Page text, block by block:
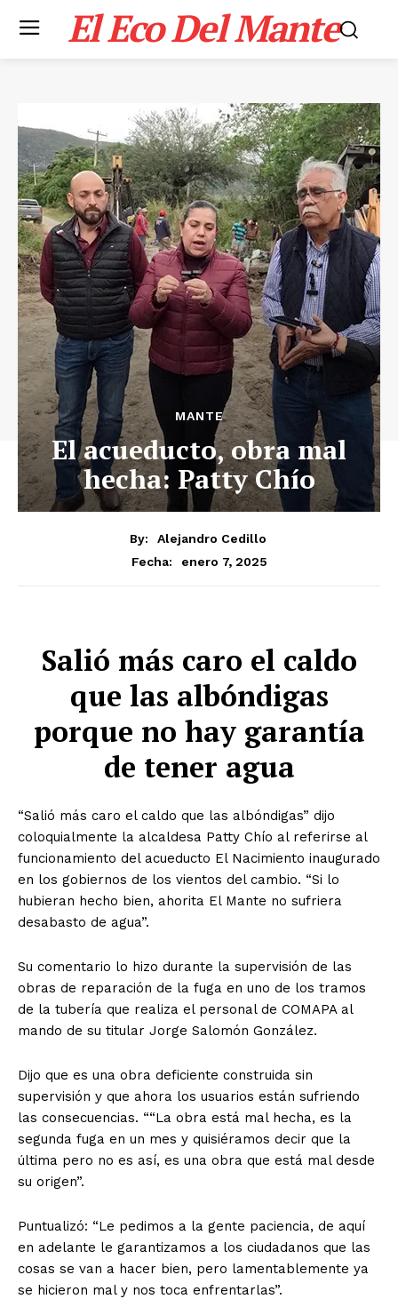
El Eco Del Mante
MANTE
El acueducto, obra mal
hecha: Patty Chío
By:
Alejandro Cedillo
Fecha:
enero 7, 2025
Salió más caro el caldo
que las albóndigas
porque no hay garantía
de tener agua
“Salió más caro el caldo que las albóndigas” dijo
coloquialmente la alcaldesa Patty Chío al referirse al
funcionamiento del acueducto El Nacimiento inaugurado
en los gobiernos de los vientos del cambio. “Si lo
hubieran hecho bien, ahorita El Mante no sufriera
desabasto de agua”.
Su comentario lo hizo durante la supervisión de las
obras de reparación de la fuga en uno de los tramos
de la tubería que realiza el personal de COMAPA al
mando de su titular Jorge Salomón González.
Dijo que es una obra deficiente construida sin
supervisión y que ahora los usuarios están sufriendo
las consecuencias. ““La obra está mal hecha, es la
segunda fuga en un mes y quisiéramos decir que la
última pero no es así, es una obra que está mal desde
su origen”.
Puntualizó: “Le pedimos a la gente paciencia, de aquí
en adelante le garantizamos a los ciudadanos que las
cosas se van a hacer bien, pero lamentablemente ya
se hicieron mal y nos toca enfrentarlas”.